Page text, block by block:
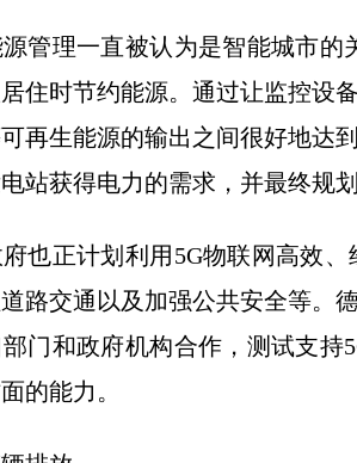
理一直被认为是智能城市的
住时节约能源。通过让监控设
再生能源的输出之间很好地达
站获得电力的需求，并最终规
正计划利用5G物联网高效、
路交通以及加强公共安全等。
门和政府机构合作，测试支
的能力。